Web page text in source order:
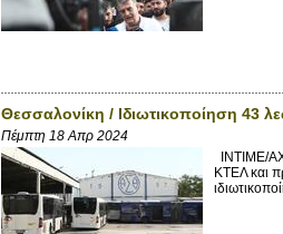
Θεσσαλονίκη / Ιδιωτικοποίηση 43
Πέμπτη 18 Απρ 2024
INTIME/
ΚΤΕΛ και